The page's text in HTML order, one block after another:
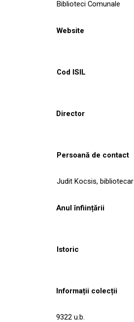
Biblioteci Comunale
Website
Cod ISIL
Director
Persoană de contact
Judit Kocsis, bibliotecar
Anul înființării
Istoric
Informații colecții
9322 u.b.